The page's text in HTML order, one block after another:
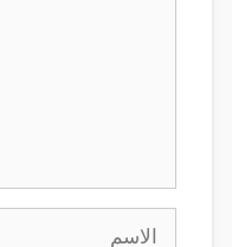
الاسم